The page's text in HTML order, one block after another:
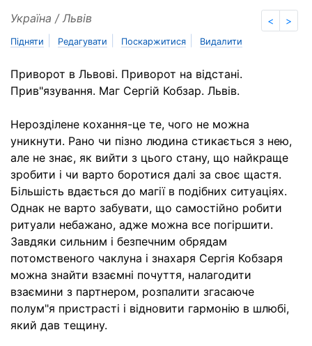
< >
Україна / Львів
Підняти Редагувати Поскаржитися Видалити
Приворот в Львові. Приворот на відстані.
Прив"язування. Маг Сергій Кобзар. Львів.
Нерозділене кохання-це те, чого не можна
уникнути. Рано чи пізно людина стикається з нею,
але не знає, як вийти з цього стану, що найкраще
зробити і чи варто боротися далі за своє щастя.
Більшість вдається до магії в подібних ситуаціях.
Однак не варто забувати, що самостійно робити
ритуали небажано, адже можна все погіршити.
Завдяки сильним і безпечним обрядам
потомственого чаклуна і знахаря Сергія Кобзаря
можна знайти взаємні почуття, налагодити
взаємини з партнером, розпалити згасаюче
полум"я пристрасті і відновити гармонію в шлюбі,
який дав тещину.